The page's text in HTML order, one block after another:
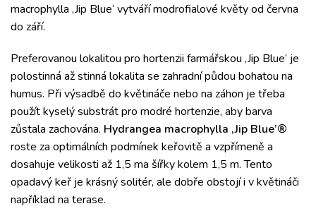
macrophylla ‚Jip Blue‘ vytváří modrofialové květy od června
do září.
Preferovanou lokalitou pro hortenzii farmářskou ‚Jip Blue‘ je
polostinná až stinná lokalita se zahradní půdou bohatou na
humus. Při výsadbě do květináče nebo na záhon je třeba
použít kyselý substrát pro modré hortenzie, aby barva
zůstala zachována. Hydrangea macrophylla ‚Jip Blue’®
roste za optimálních podmínek keřovitě a vzpřímeně a
dosahuje velikosti až 1,5 ma šířky kolem 1,5 m. Tento
opadavý keř je krásný solitér, ale dobře obstojí i v květináči
například na terase.